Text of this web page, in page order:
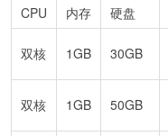
CPU 内存 硬盘
双核 1GB 30GB
双核 1GB 50GB